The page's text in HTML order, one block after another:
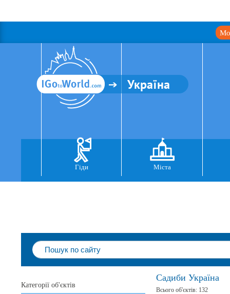
Україна
Гіди Міста
Садиби Україна
Всього об'єктів: 132
Категорії об'єктів